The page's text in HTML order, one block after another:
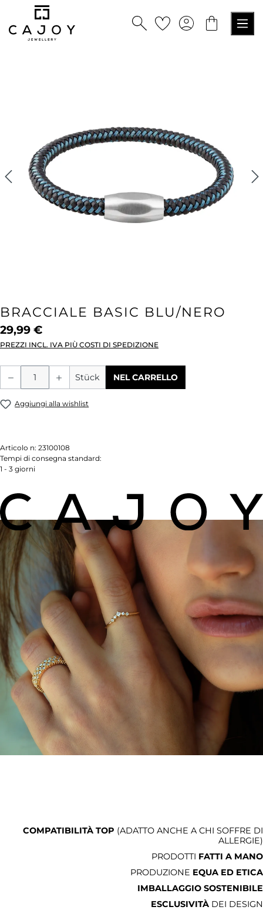
principale
BRACCIALE BASIC BLU/NERO
29,99 €
PREZZI INCL. IVA PIÙ COSTI DI SPEDIZIONE
Quantità del prodotto: inserisci la
Stück NEL CARRELLO
Aggiungi alla wishlist
Articolo n: 23100108
Tempi di consegna standard:
1 - 3 giorni
COMPATIBILITÀ TOP (ADATTO ANCHE A CHI SOFFRE DI
ALLERGIE)
PRODOTTI FATTI A MANO
PRODUZIONE EQUA ED ETICA
IMBALLAGGIO SOSTENIBILE
ESCLUSIVITÀ DEI DESIGN